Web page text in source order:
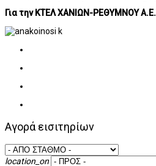
Για την ΚΤΕΛ ΧΑΝΙΩΝ-ΡΕΘΥΜΝΟΥ Α.Ε.
Αγορά εισιτηρίων
location_on